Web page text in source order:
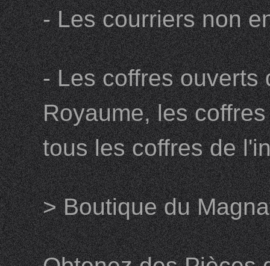
- Les courriers non
- Les coffres ouverts
Royaume, les
tous les coffres de
> Boutique du